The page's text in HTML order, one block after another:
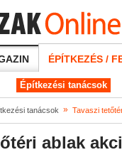
ÉPÍTKEZÉS /
Építkezési tanácsok
tanácsok » Tavaszi
ablak